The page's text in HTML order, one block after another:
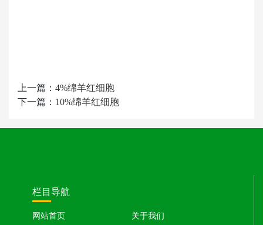
上一篇： 4%绵羊红细胞
下一篇： 10%绵羊红细胞
栏目导航
网站首页
关于我们